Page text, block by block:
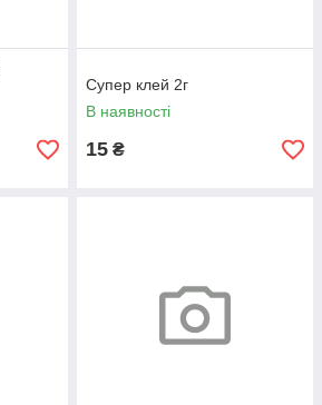
Супер клей 2г
В наявності
15 ₴